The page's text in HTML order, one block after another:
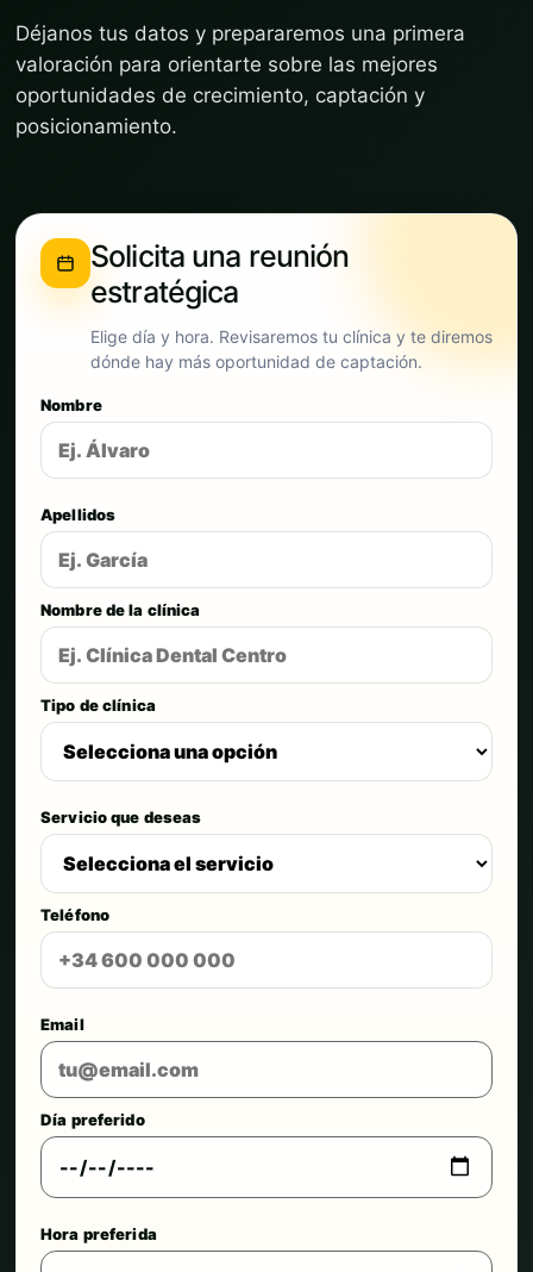
Déjanos tus datos y prepararemos una primera
valoración para orientarte sobre las mejores
oportunidades de crecimiento, captación y
posicionamiento.
Solicita una reunión
estratégica
Elige día y hora. Revisaremos tu clínica y te diremos
dónde hay más oportunidad de captación.
Nombre
Apellidos
Nombre de la clínica
Tipo de clínica
Servicio que deseas
Teléfono
Email
Día preferido
Hora preferida